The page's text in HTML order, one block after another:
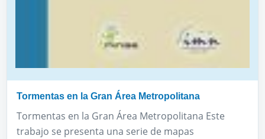
Tormentas en la Gran Área Metropolitana
Tormentas en la Gran Área Metropolitana Este
trabajo se presenta una serie de mapas